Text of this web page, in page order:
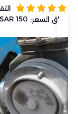
نطاق السعر: 150 SAR